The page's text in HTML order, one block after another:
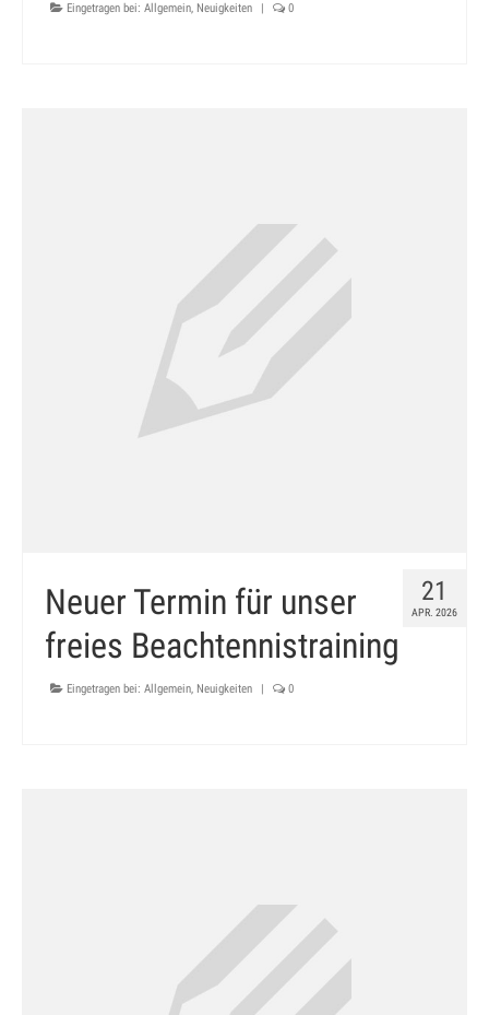
Eingetragen bei: Allgemein, Neuigkeiten | 0
21
APR. 2026
Neuer Termin für unser
freies Beachtennistraining
Eingetragen bei: Allgemein, Neuigkeiten | 0